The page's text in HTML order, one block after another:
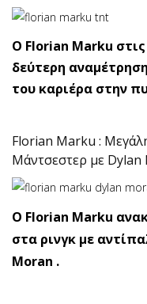
Ο Florian Marku
δεύτερη
του καριέρα στην
Florian Marku :
Μάντσεστερ με Dylan
O Florian Marku
στα ρινγκ με
Moran .